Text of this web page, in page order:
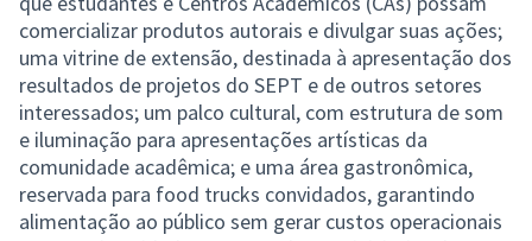
comercializar produtos autorais e divulgar suas ações;
uma vitrine de extensão, destinada à apresentação dos
resultados de projetos do SEPT e de outros setores
interessados; um palco cultural, com estrutura de som
e iluminação para apresentações artísticas da
comunidade acadêmica; e uma área gastronômica,
reservada para food trucks convidados, garantindo
alimentação ao público sem gerar custos operacionais